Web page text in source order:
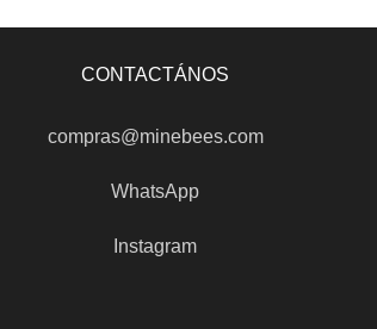
CONTACTÁNOS
compras@minebees.com
WhatsApp
Instagram